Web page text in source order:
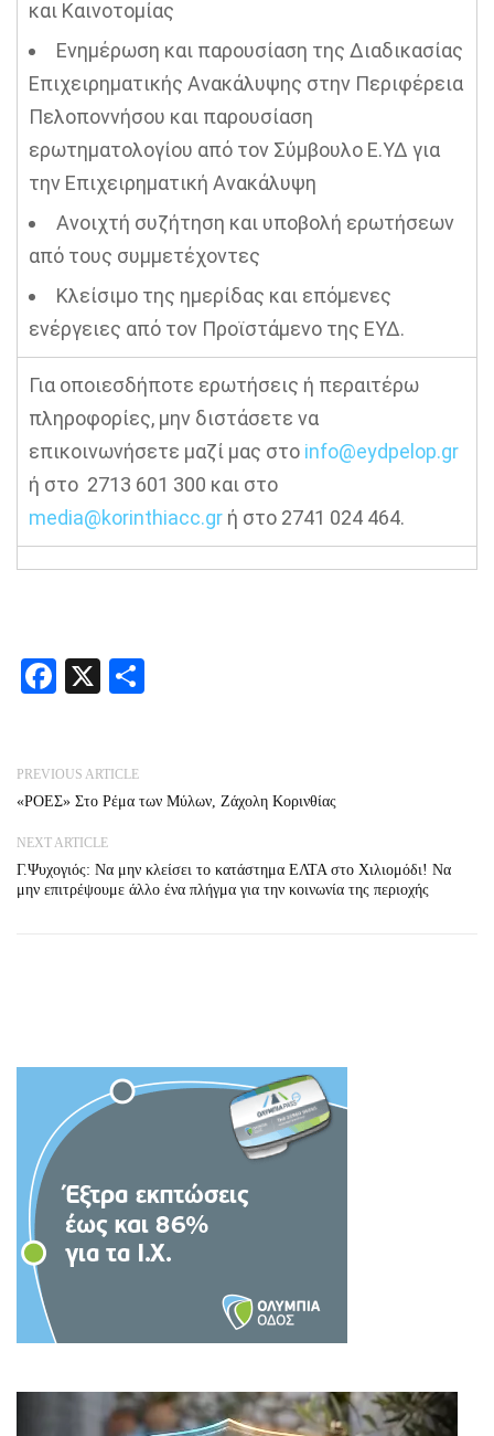
και Καινοτομίας
Ενημέρωση και παρουσίαση της Διαδικασίας
Επιχειρηματικής Ανακάλυψης στην Περιφέρεια
Πελοποννήσου και παρουσίαση
ερωτηματολογίου από τον Σύμβουλο Ε.ΥΔ για
την Επιχειρηματική Ανακάλυψη
Ανοιχτή συζήτηση και υποβολή ερωτήσεων
από τους συμμετέχοντες
Κλείσιμο της ημερίδας και επόμενες
ενέργειες από τον Προϊστάμενο της ΕΥΔ.
‍Για οποιεσδήποτε ερωτήσεις ή περαιτέρω
πληροφορίες, μην διστάσετε να
επικοινωνήσετε μαζί μας στο info@eydpelop.gr
ή στο 2713 601 300 και στο
media@korinthiacc.gr ή στο 2741 024 464.
Facebook
X
PREVIOUS ARTICLE
«ΡΟΕΣ» Στο Ρέμα των Μύλων, Ζάχολη Κορινθίας
NEXT ARTICLE
Γ.Ψυχογιός: Να μην κλείσει το κατάστημα ΕΛΤΑ στο Χιλιομόδι! Να
μην επιτρέψουμε άλλο ένα πλήγμα για την κοινωνία της περιοχής